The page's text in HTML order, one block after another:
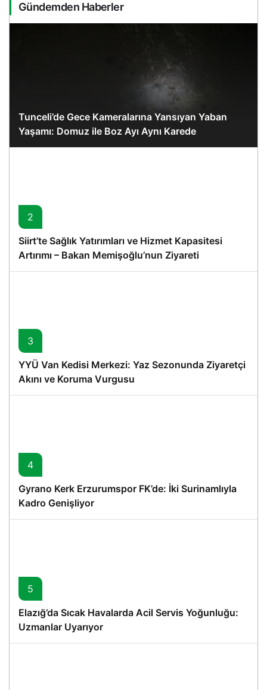
Gündemden Haberler
Tunceli’de Gece Kameralarına Yansıyan Yaban
Yaşamı: Domuz ile Boz Ayı Aynı Karede
2
Siirt’te Sağlık Yatırımları ve Hizmet Kapasitesi
Artırımı – Bakan Memişoğlu’nun Ziyareti
3
YYÜ Van Kedisi Merkezi: Yaz Sezonunda Ziyaretçi
Akını ve Koruma Vurgusu
4
Gyrano Kerk Erzurumspor FK’de: İki Surinamlıyla
Kadro Genişliyor
5
Elazığ’da Sıcak Havalarda Acil Servis Yoğunluğu:
Uzmanlar Uyarıyor